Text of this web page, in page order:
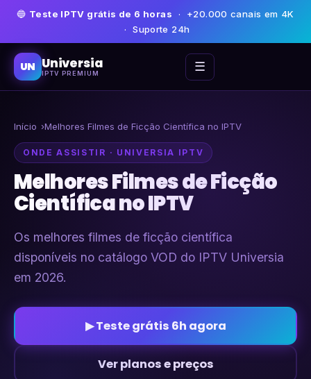
🔵 Teste IPTV grátis de 6 horas · +20.000 canais em 4K
· Suporte 24h
UN Universia
IPTV PREMIUM ☰
Início Melhores Filmes de Ficção Científica no IPTV
ONDE ASSISTIR · UNIVERSIA IPTV
Melhores Filmes de Ficção
Científica no IPTV
Os melhores filmes de ficção científica
disponíveis no catálogo VOD do IPTV Universia
em 2026.
▶ Teste grátis 6h agora
Ver planos e preços